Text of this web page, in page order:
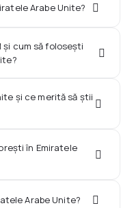
Arabe Unite?
și cum să folosești
și ce merită să știi
în Emiratele
Arabe Unite?